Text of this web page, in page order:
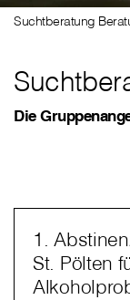
Suchtberatung
Die
1.
St. Pölten